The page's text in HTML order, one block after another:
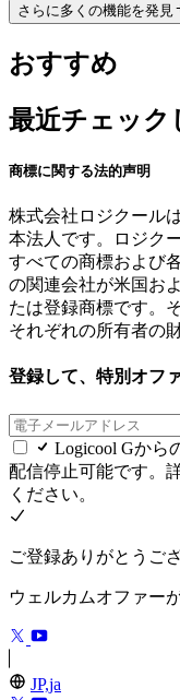
さらに多くの機能を発見
おすすめ
最近チェック
商標に関する法的声明
株式会社ロジクール
本法人です。ロジク
すべての商標および
の関連会社が米国お
たは登録商標です。
それぞれの所有者の
登録して、特別オフ
Logicool Gから
配信停止可能です。
ください。
ご登録ありがとうご
ウェルカムオファー
JP,ja